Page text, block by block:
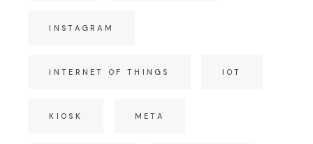
INSTAGRAM
INTERNET OF THINGS IOT
KIOSK META